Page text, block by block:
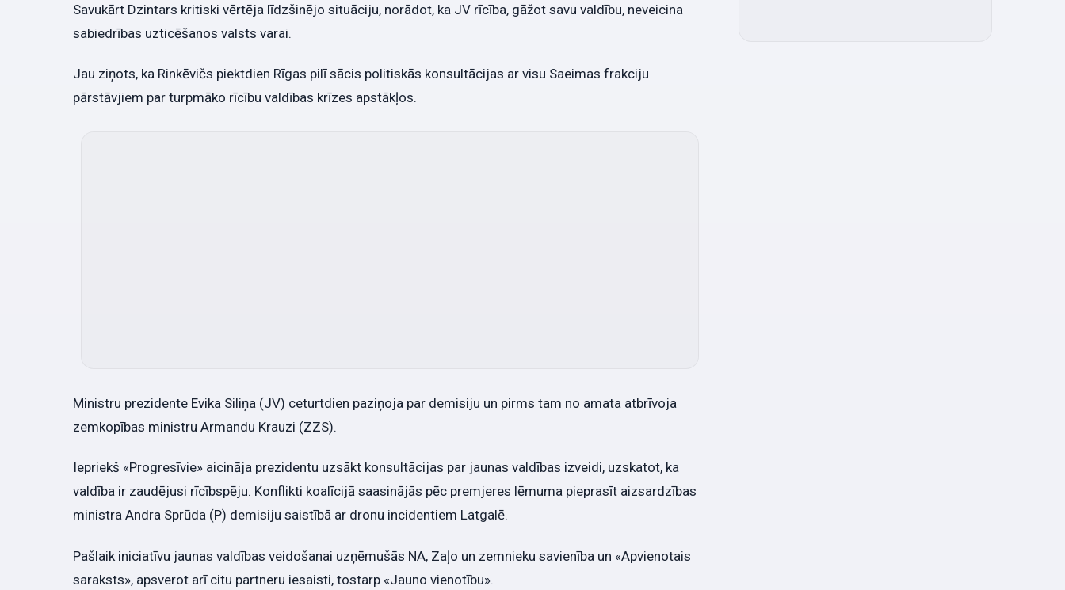
Savukārt Dzintars kritiski vērtēja līdzšinējo situāciju, norādot, ka JV rīcība, gāžot savu valdību, neveicina
sabiedrības uzticēšanos valsts varai.
Jau ziņots, ka Rinkēvičs piektdien Rīgas pilī sācis politiskās konsultācijas ar visu Saeimas frakciju
pārstāvjiem par turpmāko rīcību valdības krīzes apstākļos.
Ministru prezidente Evika Siliņa (JV) ceturtdien paziņoja par demisiju un pirms tam no amata atbrīvoja
zemkopības ministru Armandu Krauzi (ZZS).
Iepriekš «Progresīvie» aicināja prezidentu uzsākt konsultācijas par jaunas valdības izveidi, uzskatot, ka
valdība ir zaudējusi rīcībspēju. Konflikti koalīcijā saasinājās pēc premjeres lēmuma pieprasīt aizsardzības
ministra Andra Sprūda (P) demisiju saistībā ar dronu incidentiem Latgalē.
Pašlaik iniciatīvu jaunas valdības veidošanai uzņēmušās NA, Zaļo un zemnieku savienība un «Apvienotais
saraksts», apsverot arī citu partneru iesaisti, tostarp «Jauno vienotību».